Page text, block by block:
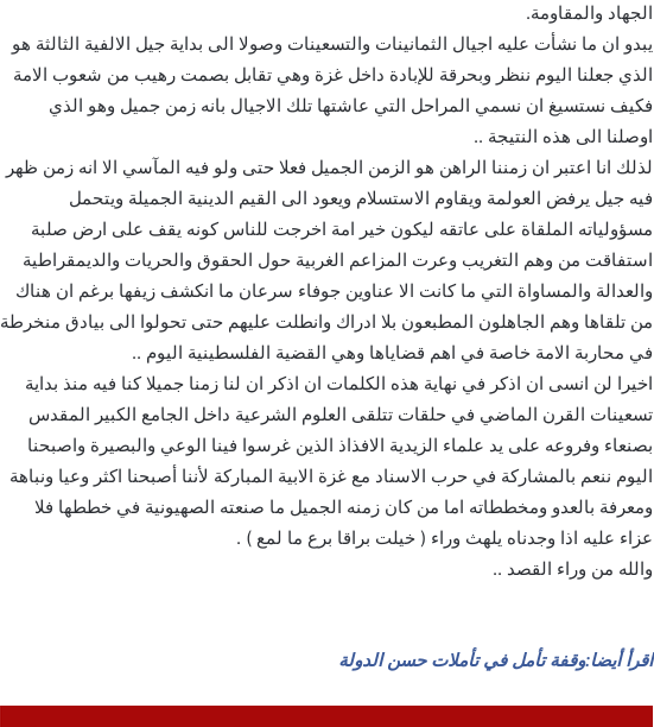
الجهاد والمقاومة.
يبدو ان ما نشأت عليه اجيال الثمانينات والتسعينات وصولا الى بداية جيل الالفية الثالثة هو
الذي جعلنا اليوم ننظر وبحرقة للإبادة داخل غزة وهي تقابل بصمت رهيب من شعوب الامة
فكيف نستسيغ ان نسمي المراحل التي عاشتها تلك الاجيال بانه زمن جميل وهو الذي
اوصلنا الى هذه النتيجة ..
لذلك انا اعتبر ان زمننا الراهن هو الزمن الجميل فعلا حتى ولو فيه المآسي الا انه زمن ظهر
فيه جيل يرفض العولمة ويقاوم الاستسلام ويعود الى القيم الدينية الجميلة ويتحمل
مسؤولياته الملقاة على عاتقه ليكون خير امة اخرجت للناس كونه يقف على ارض صلبة
استفاقت من وهم التغريب وعرت المزاعم الغربية حول الحقوق والحريات والديمقراطية
والعدالة والمساواة التي ما كانت الا عناوين جوفاء سرعان ما انكشف زيفها برغم ان هناك
من تلقاها وهم الجاهلون المطبعون بلا ادراك وانطلت عليهم حتى تحولوا الى بيادق منخرطة
في محاربة الامة خاصة في اهم قضاياها وهي القضية الفلسطينية اليوم ..
اخيرا لن انسى ان اذكر في نهاية هذه الكلمات ان اذكر ان لنا زمنا جميلا كنا فيه منذ بداية
تسعينات القرن الماضي في حلقات تتلقى العلوم الشرعية داخل الجامع الكبير المقدس
بصنعاء وفروعه على يد علماء الزيدية الافذاذ الذين غرسوا فينا الوعي والبصيرة واصبحنا
اليوم ننعم بالمشاركة في حرب الاسناد مع غزة الابية المباركة لأننا أصبحنا اكثر وعيا ونباهة
ومعرفة بالعدو ومخططاته اما من كان زمنه الجميل ما صنعته الصهيونية في خططها فلا
عزاء عليه اذا وجدناه يلهث وراء ( خيلت براقا برع ما لمع ) .
والله من وراء القصد ..
اقرأ أيضا:وقفة تأمل في تأملات حسن الدولة
يوميات البحث عن الحرية .. الإفقار والتجهيل…
أليست على رأس كل الجرائم؟
غزو العراق للكويت: بين هندسة مشروع
الحماية الأمريكية ومعاقبة دول الخليج لليمن